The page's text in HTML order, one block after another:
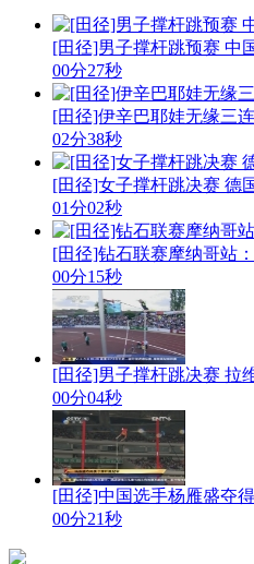
[田径]男子撑杆跳预赛 中
00分27秒
[田径]伊辛巴耶娃无缘三
02分38秒
[田径]女子撑杆跳决赛 德
01分02秒
[田径]钻石联赛摩纳哥站
00分15秒
[田径]男子撑杆跳决赛 拉
00分04秒
[田径]中国选手杨雁盛夺
00分21秒